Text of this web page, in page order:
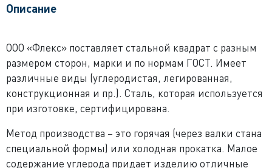
Описание
ООО «Флекс» поставляет стальной квадрат с разным
размером сторон, марки и по нормам ГОСТ. Имеет
различные виды (углеродистая, легированная,
конструкционная и пр.). Сталь, которая используется
при изготовке, сертифицирована.
Метод производства – это горячая (через валки стана
специальной формы) или холодная прокатка. Малое
содержание углерода придает изделию отличные